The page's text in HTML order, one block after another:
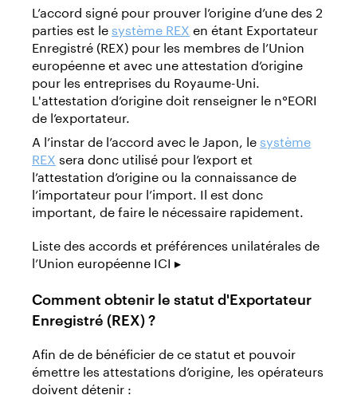
L’accord signé pour prouver l’origine d’une des 2
parties est le système REX en étant Exportateur
Enregistré (REX) pour les membres de l’Union
européenne et avec une attestation d’origine
pour les entreprises du Royaume-Uni.
L'attestation d’origine doit renseigner le n°EORI
de l’exportateur.
A l’instar de l’accord avec le Japon, le système
REX sera donc utilisé pour l’export et
l’attestation d’origine ou la connaissance de
l’importateur pour l’import. Il est donc
important, de faire le nécessaire rapidement.
Liste des accords et préférences unilatérales de
l’Union européenne ICI ▸
Comment obtenir le statut d'Exportateur
Enregistré (REX) ?
Afin de de bénéficier de ce statut et pouvoir
émettre les attestations d’origine, les opérateurs
doivent détenir :